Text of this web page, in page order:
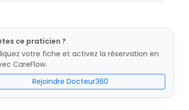
ce praticien ?
votre fiche et activez la réservation en
CareFlow.
Rejoindre Docteur360